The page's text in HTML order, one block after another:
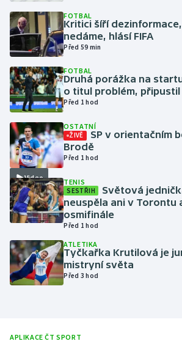
Házená
Jezdectví
Judo
Krasobruslení
Lezení
Lyže a snowboard
Moderní pětiboj
Motorsport
Olympijské hry
Parasport
Plážový volejbal
FOTBAL
Kritici šíří
nedáme, hlásí FIFA
Před 59 min
FOTBAL
Druhá porážka na
o titul problém, připustil
Před 1 hod
Video
OSTATNÍ
ŽIVĚ
SP v orientačním
Brodě
Před 1 hod
TENIS
SESTŘIH
Světová
neuspěla ani v Torontu
osmifinále
Před 1 hod
ATLETIKA
Tyčkařka Krutilová je
mistryní světa
Před 3 hod
APLIKACE ČT SPORT